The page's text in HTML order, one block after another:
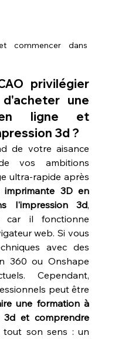
privilégier
une
ligne et
3d ?
de votre aisance
vos ambitions
ultra-rapide après
imprimante 3D en
l'impression 3d,
car il fonctionne
web. Si vous
avec des
360 ou Onshape
Cependant,
peut être
une formation à
3d et comprendre
son sens : un